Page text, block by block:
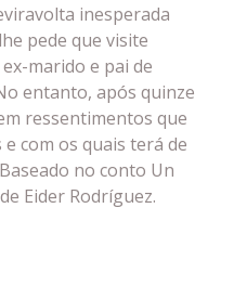
inesperada
pede que visite
marido e pai de
entanto, após quinze
ressentimentos que
com os quais terá de
no conto Un
Eider Rodríguez.